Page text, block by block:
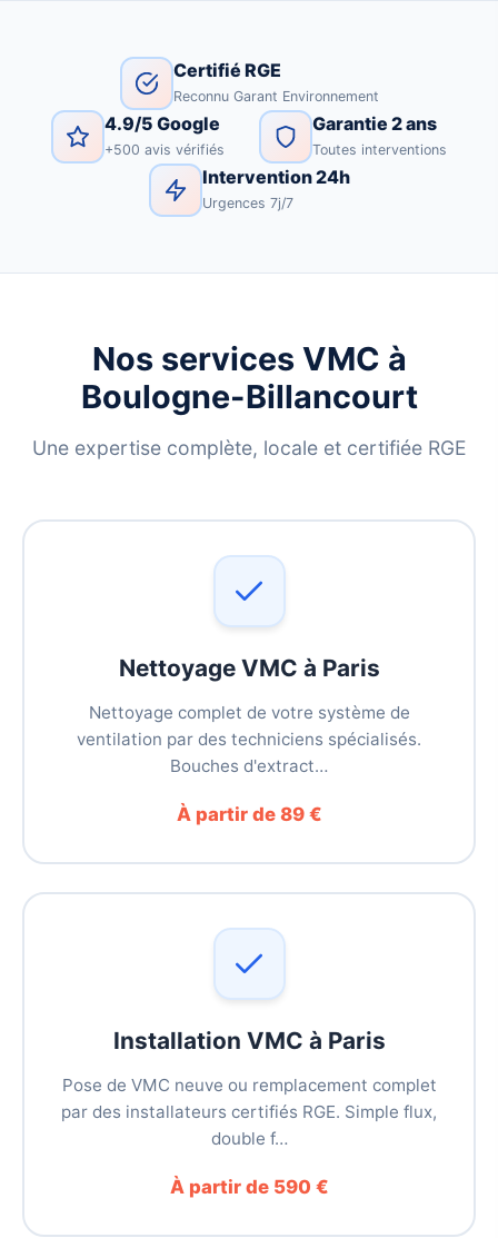
Certifié RGE
Reconnu Garant Environnement
4.9/5 Google
+500 avis vérifiés
Garantie 2 ans
Toutes interventions
Intervention 24h
Urgences 7j/7
Nos services VMC à
Boulogne-Billancourt
Une expertise complète, locale et certifiée RGE
Nettoyage VMC à Paris
Nettoyage complet de votre système de
ventilation par des techniciens spécialisés.
Bouches d'extract…
À partir de 89 €
Installation VMC à Paris
Pose de VMC neuve ou remplacement complet
par des installateurs certifiés RGE. Simple flux,
double f…
À partir de 590 €